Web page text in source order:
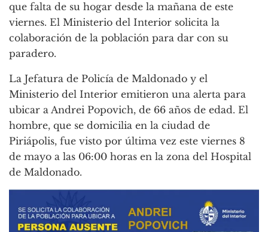
que falta de su hogar desde la mañana de este
viernes. El Ministerio del Interior solicita la
colaboración de la población para dar con su
paradero.
La Jefatura de Policía de Maldonado y el
Ministerio del Interior emitieron una alerta para
ubicar a Andrei Popovich, de 66 años de edad. El
hombre, que se domicilia en la ciudad de
Piriápolis, fue visto por última vez este viernes 8
de mayo a las 06:00 horas en la zona del Hospital
de Maldonado.